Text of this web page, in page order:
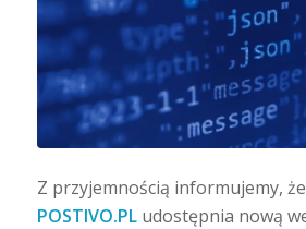
Z przyjemnością informujemy,
POSTIVO.PLudostępnia nową